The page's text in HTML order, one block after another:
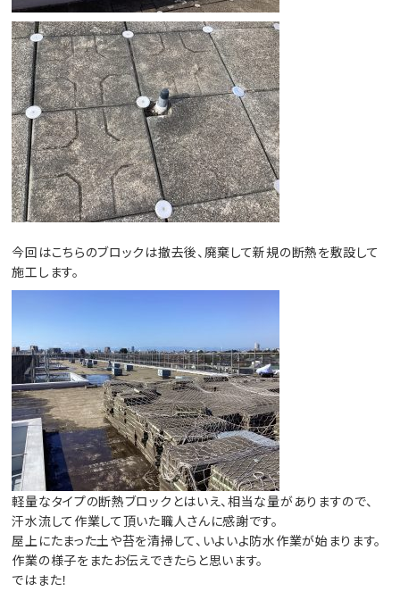
今回はこちらのブロックは撤去後、廃棄して新規の断熱を敷設して
施工します。
軽量なタイプの断熱ブロックとはいえ、相当な量がありますので、
汗水流して作業して頂いた職人さんに感謝です。
屋上にたまった土や苔を清掃して、いよいよ防水作業が始まります。
作業の様子をまたお伝えできたらと思います。
ではまた！